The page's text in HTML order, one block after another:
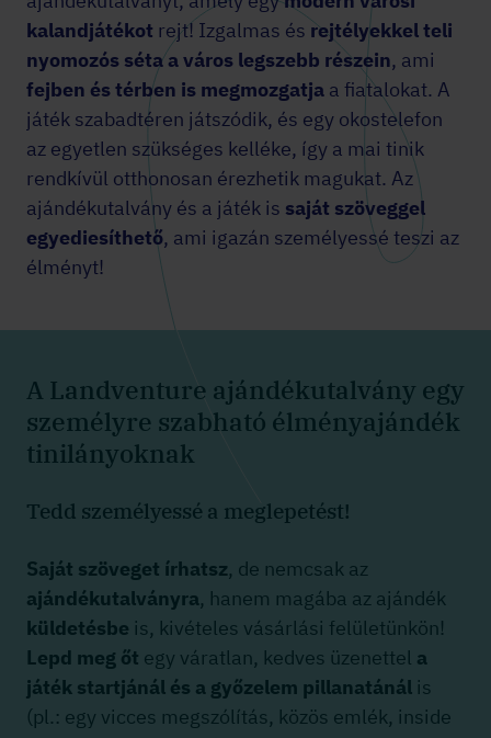
kalandjátékot rejt! Izgalmas és rejtélyekkel teli
nyomozós séta a város legszebb részein, ami
fejben és térben is megmozgatja a fiatalokat. A
játék szabadtéren játszódik, és egy okostelefon
az egyetlen szükséges kelléke, így a mai tinik
rendkívül otthonosan érezhetik magukat. Az
ajándékutalvány és a játék is saját szöveggel
egyediesíthető, ami igazán személyessé teszi az
élményt!
A Landventure ajándékutalvány egy
személyre szabható élményajándék
tinilányoknak
Tedd személyessé a meglepetést!
Saját szöveget írhatsz, de nemcsak az
ajándékutalványra, hanem magába az ajándék
küldetésbe is, kivételes vásárlási felületünkön!
Lepd meg őt egy váratlan, kedves üzenettel a
játék startjánál és a győzelem pillanatánál is
(pl.: egy vicces megszólítás, közös emlék, inside